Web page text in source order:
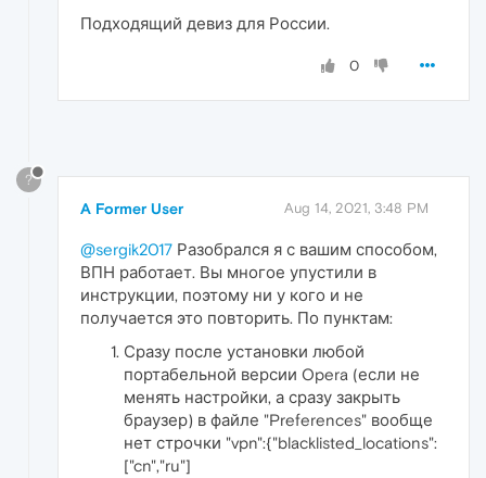
Подходящий девиз для России.
0
?
A Former User Aug 14, 2021, 3:48 PM
@sergik2017 Разобрался я с вашим способом,
ВПН работает. Вы многое упустили в
инструкции, поэтому ни у кого и не
получается это повторить. По пунктам:
Сразу после установки любой
портабельной версии Opera (если не
менять настройки, а сразу закрыть
браузер) в файле "Preferences" вообще
нет строчки "vpn":{"blacklisted_locations":
["cn","ru"]